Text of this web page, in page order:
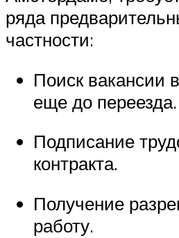
ряда
частности:
Поиск вакансии
еще до переезда.
Подписание
контракта.
Получение
работу.